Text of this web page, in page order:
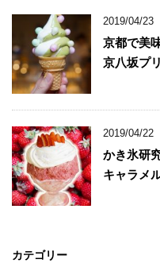
2019/04/23
京都で美
京八坂プ
2019/04/22
かき氷研
キャラメ
カテゴリー